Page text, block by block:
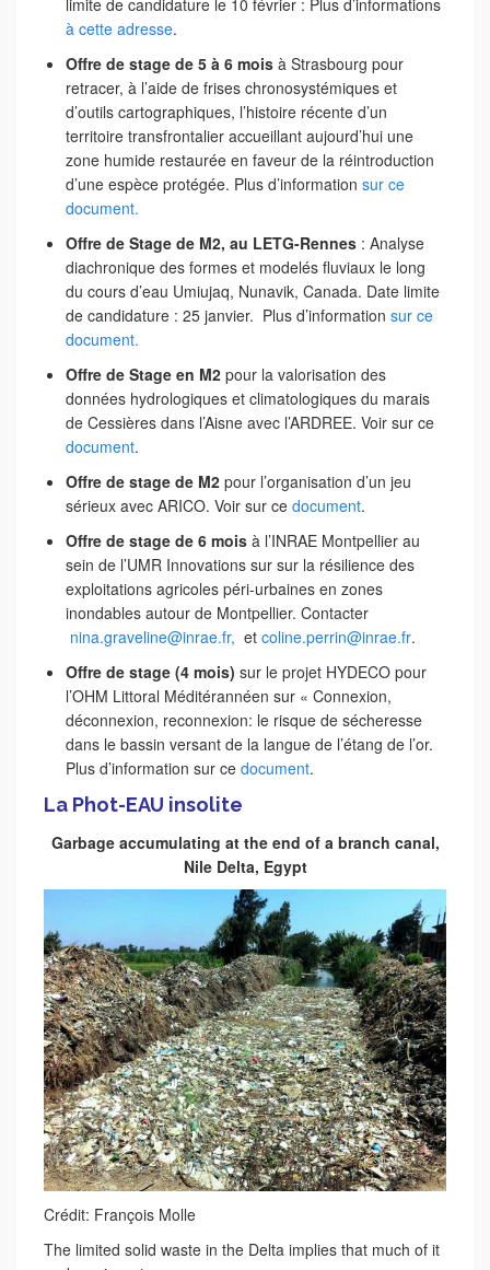
limite de candidature le 10 février : Plus d’informations
à cette adresse.
Offre de stage de 5 à 6 mois à Strasbourg pour
retracer, à l’aide de frises chronosystémiques et
d’outils cartographiques, l’histoire récente d’un
territoire transfrontalier accueillant aujourd’hui une
zone humide restaurée en faveur de la réintroduction
d’une espèce protégée. Plus d’information sur ce
document.
Offre de Stage de M2, au LETG-Rennes : Analyse
diachronique des formes et modelés fluviaux le long
du cours d’eau Umiujaq, Nunavik, Canada. Date limite
de candidature : 25 janvier. Plus d’information sur ce
document.
Offre de Stage en M2 pour la valorisation des
données hydrologiques et climatologiques du marais
de Cessières dans l’Aisne avec l’ARDREE. Voir sur ce
document.
Offre de stage de M2 pour l’organisation d’un jeu
sérieux avec ARICO. Voir sur ce document.
Offre de stage de 6 mois à l’INRAE Montpellier au
sein de l’UMR Innovations sur sur la résilience des
exploitations agricoles péri-urbaines en zones
inondables autour de Montpellier. Contacter
nina.graveline@inrae.fr, et coline.perrin@inrae.fr.
Offre de stage (4 mois) sur le projet HYDECO pour
l’OHM Littoral Méditérannéen sur « Connexion,
déconnexion, reconnexion: le risque de sécheresse
dans le bassin versant de la langue de l’étang de l’or.
Plus d’information sur ce document.
La Phot-EAU insolite
Garbage accumulating at the end of a branch canal,
Nile Delta, Egypt
Crédit: François Molle
The limited solid waste in the Delta implies that much of it